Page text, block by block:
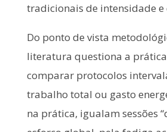
tradicionais de intensidade e
Do ponto de vista
literatura questiona a
comparar protocolos
trabalho total ou gasto
na prática, igualam sessões